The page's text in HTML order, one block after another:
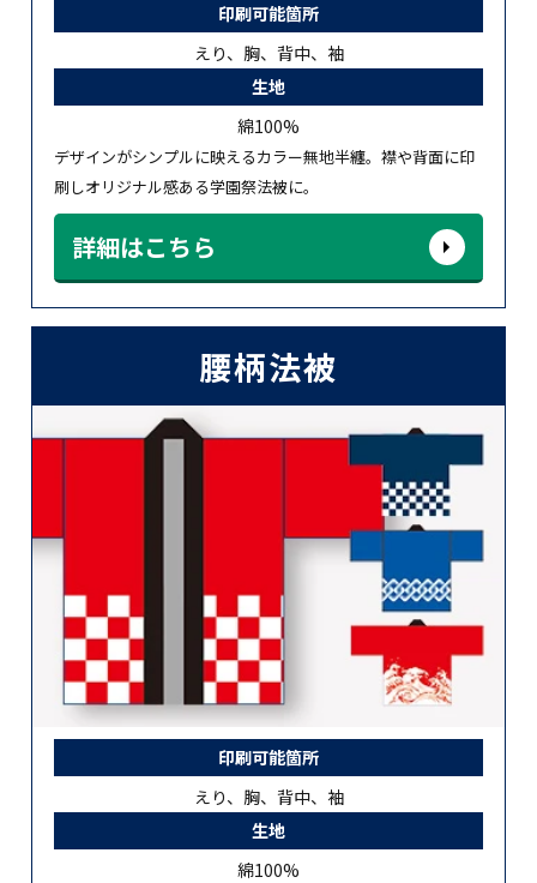
印刷可能箇所
えり、胸、背中、袖
生地
綿100%
デザインがシンプルに映えるカラー無地半纏。襟や背面に印
刷しオリジナル感ある学園祭法被に。
詳細はこちら
腰柄法被
印刷可能箇所
えり、胸、背中、袖
生地
綿100%